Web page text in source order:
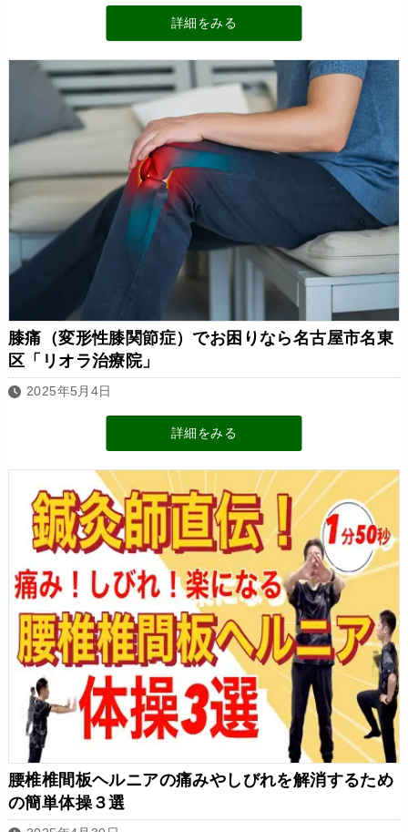
詳細をみる
膝痛（変形性膝関節症）でお困りなら名古屋市名東
区「リオラ治療院」
2025年5月4日
詳細をみる
腰椎椎間板ヘルニアの痛みやしびれを解消するため
の簡単体操３選